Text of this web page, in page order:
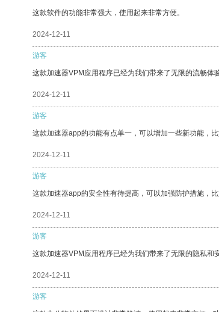
这款软件的功能非常强大，使用起来非常方便。
2024-12-11
游客
这款加速器VPM应用程序已经为我们带来了无限的流畅体
2024-12-11
游客
这款加速器app的功能有点单一，可以增加一些新功能，
2024-12-11
游客
这款加速器app的安全性有待提高，可以加强防护措施，比
2024-12-11
游客
这款加速器VPM应用程序已经为我们带来了无限的隐私和
2024-12-11
游客